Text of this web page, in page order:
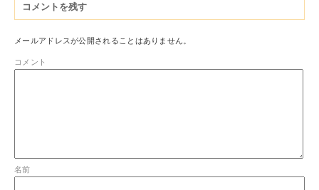
コメントを残す
メールアドレスが公開されることはありません。
コメント
名前